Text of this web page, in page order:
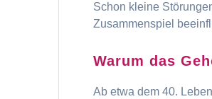
Schon kleine
Zusammenspiel
Warum das
Ab etwa dem 40.